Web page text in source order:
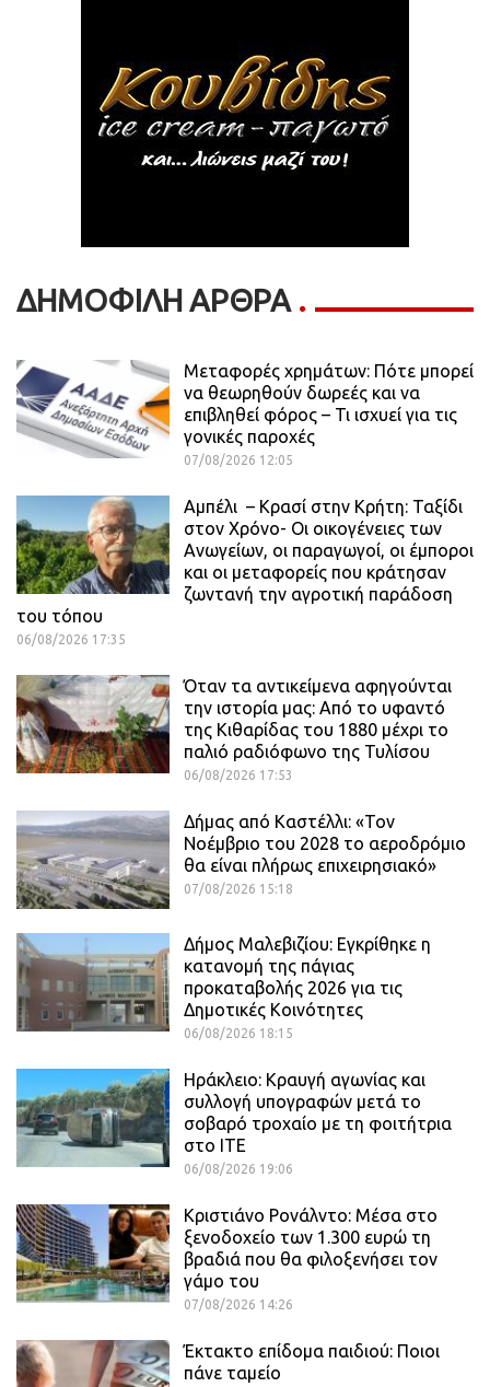
ΔΗΜΟΦΙΛΗ ΑΡΘΡΑ
Μεταφορές χρημάτων: Πότε μπορεί
να θεωρηθούν δωρεές και να
επιβληθεί φόρος – Τι ισχυεί για τις
γονικές παροχές
07/08/2026 12:05
Αμπέλι – Κρασί στην Κρήτη: Ταξίδι
στον Χρόνο- Οι οικογένειες των
Ανωγείων, οι παραγωγοί, οι έμποροι
και οι μεταφορείς που κράτησαν
ζωντανή την αγροτική παράδοση
του τόπου
06/08/2026 17:35
Όταν τα αντικείμενα αφηγούνται
την ιστορία μας: Από το υφαντό
της Κιθαρίδας του 1880 μέχρι το
παλιό ραδιόφωνο της Τυλίσου
06/08/2026 17:53
Δήμας από Καστέλλι: «Τον
Νοέμβριο του 2028 το αεροδρόμιο
θα είναι πλήρως επιχειρησιακό»
07/08/2026 15:18
Δήμος Μαλεβιζίου: Εγκρίθηκε η
κατανομή της πάγιας
προκαταβολής 2026 για τις
Δημοτικές Κοινότητες
06/08/2026 18:15
Ηράκλειο: Κραυγή αγωνίας και
συλλογή υπογραφών μετά το
σοβαρό τροχαίο με τη φοιτήτρια
στο ΙΤΕ
06/08/2026 19:06
Κριστιάνο Ρονάλντο: Μέσα στο
ξενοδοχείο των 1.300 ευρώ τη
βραδιά που θα φιλοξενήσει τον
γάμο του
07/08/2026 14:26
Έκτακτο επίδομα παιδιού: Ποιοι
πάνε ταμείο